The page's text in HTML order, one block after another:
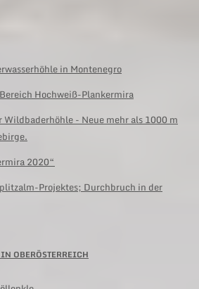
in Montenegro
Hochweiß-Plankermira
Wildbaderhöhle - Neue mehr als 1000 m
2020“
Projektes; Durchbruch in der
OBERÖSTERREICH